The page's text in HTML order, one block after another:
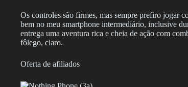
Os controles são firmes, mas sempre prefiro jogar
bem no meu smartphone intermediário, inclusive
entrega uma aventura rica e cheia de ação com
fôlego, claro.
Oferta de afiliados